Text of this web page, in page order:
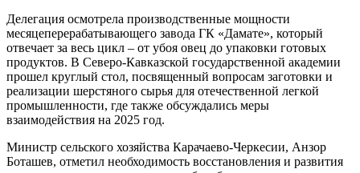
Делегация осмотрела производственные мощности
месяцеперерабатывающего завода ГК «Дамате», который
отвечает за весь цикл – от убоя овец до упаковки готовых
продуктов. В Северо-Кавказской государственной академии
прошел круглый стол, посвященный вопросам заготовки и
реализации шерстяного сырья для отечественной легкой
промышленности, где также обсуждались меры
взаимодействия на 2025 год.
Министр сельского хозяйства Карачаево-Черкесии, Анзор
Боташев, отметил необходимость восстановления и развития